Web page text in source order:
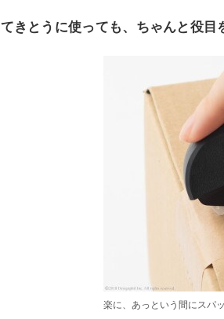
てきとうに使っても、ちゃんと役目
楽に、あっという間にスパ